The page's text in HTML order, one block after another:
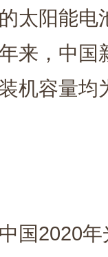
太阳能电
来，中国
机容量均
国2020年